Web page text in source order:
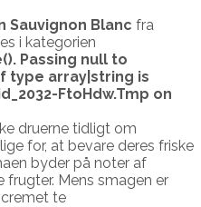
Sauvignon Blanc fra
i kategorien
Passing null to
type array|string is
FtoHdw.Tmp on
druerne tidligt om
for, at bevare deres friske
byder på noter af
Mens smagen er
te